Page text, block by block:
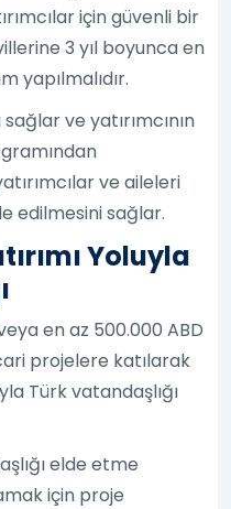
için güvenli bir
3 yıl boyunca en
yapılmalıdır.
ve yatırımcının
ve aileleri
edilmesini sağlar.
Yoluyla
en az 500.000 ABD
projelere katılarak
Türk vatandaşlığı
elde etme
için proje